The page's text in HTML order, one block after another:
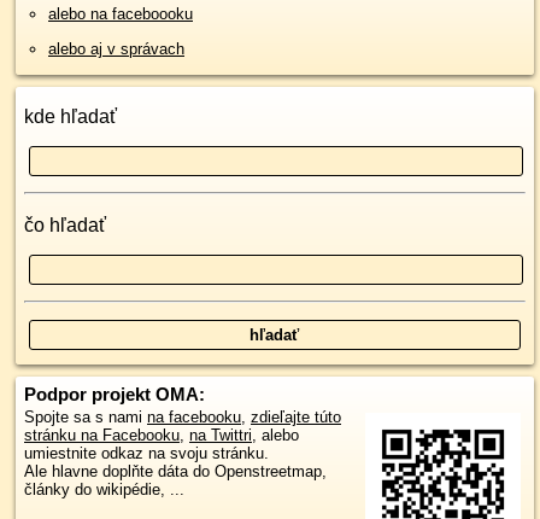
alebo na faceboooku
alebo aj v správach
kde hľadať
čo hľadať
Podpor projekt OMA:
Spojte sa s nami na facebooku, zdieľajte túto
stránku na Facebooku, na Twittri, alebo
umiestnite odkaz na svoju stránku.
Ale hlavne doplňte dáta do Openstreetmap,
články do wikipédie, ...